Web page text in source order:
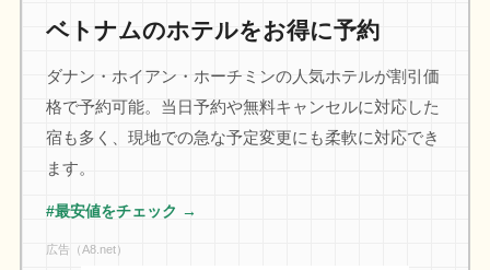
ベトナムのホテルをお得に予約
ダナン・ホイアン・ホーチミンの人気ホテルが割引価
格で予約可能。当日予約や無料キャンセルに対応した
宿も多く、現地での急な予定変更にも柔軟に対応でき
ます。
#最安値をチェック →
広告（A8.net）